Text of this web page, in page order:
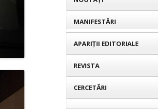
MANIFESTĂRI
APARIȚII EDITORIALE
REVISTA
CERCETĂRI